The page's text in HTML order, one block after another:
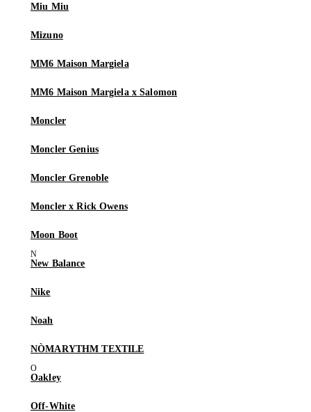
Miu Miu
Mizuno
MM6 Maison Margiela
MM6 Maison Margiela x Salomon
Moncler
Moncler Genius
Moncler Grenoble
Moncler x Rick Owens
Moon Boot
New Balance
Nike
Noah
NÒMARYTHM TEXTILE
Oakley
Off-White